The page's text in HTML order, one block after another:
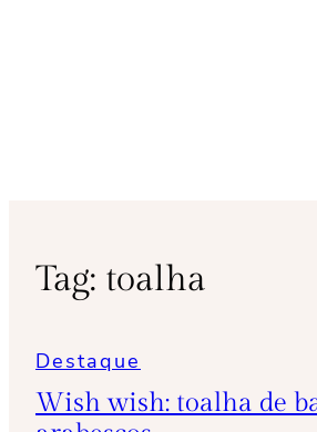
Tag: toalha
Destaque
Wish wish: toalha de